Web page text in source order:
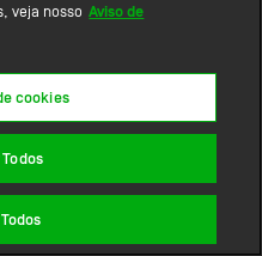
veja nosso Aviso de
cookies